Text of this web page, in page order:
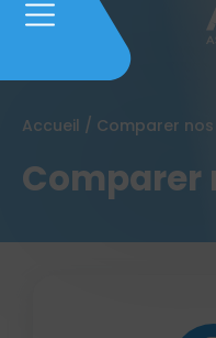
Accueil / Comparer nos
Comparer